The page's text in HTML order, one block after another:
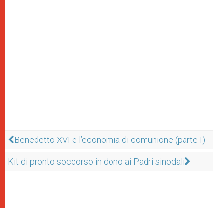
Benedetto XVI e l’economia di comunione (parte I)
Kit di pronto soccorso in dono ai Padri sinodali